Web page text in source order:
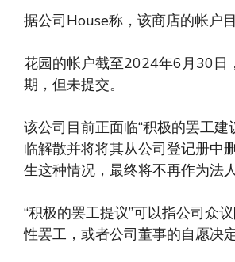
据公司House称，该商店的帐户目
花园的帐户截至2024年6月30日
期，但未提交。
该公司目前正面临“积极的罢工建
临解散并将将其从公司登记册中
生这种情况，最终将不再作为法
“积极的罢工提议”可以指公司众
性罢工，或者公司董事的自愿决